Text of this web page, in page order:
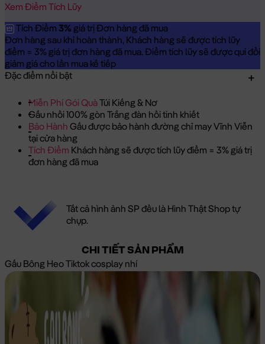
Xem Điểm Tích Lũy
Tích Điểm 3% giá trị Đơn hàng đã mua
Đơn hàng sau khi hoàn thành, Khách hàng sẽ được tích lũy
điểm = 3% giá trị đơn hàng đã mua. Điểm tích lũy sẽ được qui đổi
giảm giá cho lần mua kế tiếp
Đặc điểm nổi bật
Miễn Phí Gói QuàTúi Kiếng & Nơ
Gấu nhồi 100% gòn Trắng đàn hồi tinh khiết
Bảo Hành Gấu được bảo hành đường chỉ may Vĩnh Viễn
tại cửa hàng
Tích Điểm Khách hàng sẽ được tích lũy điểm = 3% giá trị
đơn hàng đã mua
Tất cả hình ảnh SP đều là Hình Thật Shop tự
chụp.
CHI TIẾT SẢN PHẨM
Gấu Bông Heo Tiktok cosplay nhí